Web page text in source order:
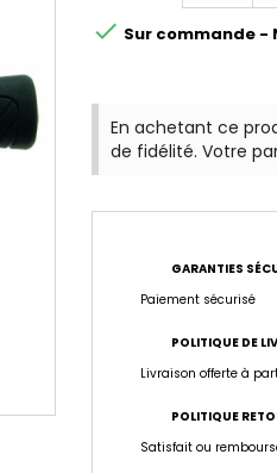
 Sur commande -
En achetant ce
de fidélité. Votre
GARANTIES
Paiement sécurisé
POLITIQUE DE
Livraison offerte à
POLITIQUE
Satisfait ou